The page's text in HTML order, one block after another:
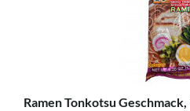
Ramen Tonkotsu Geschmack,